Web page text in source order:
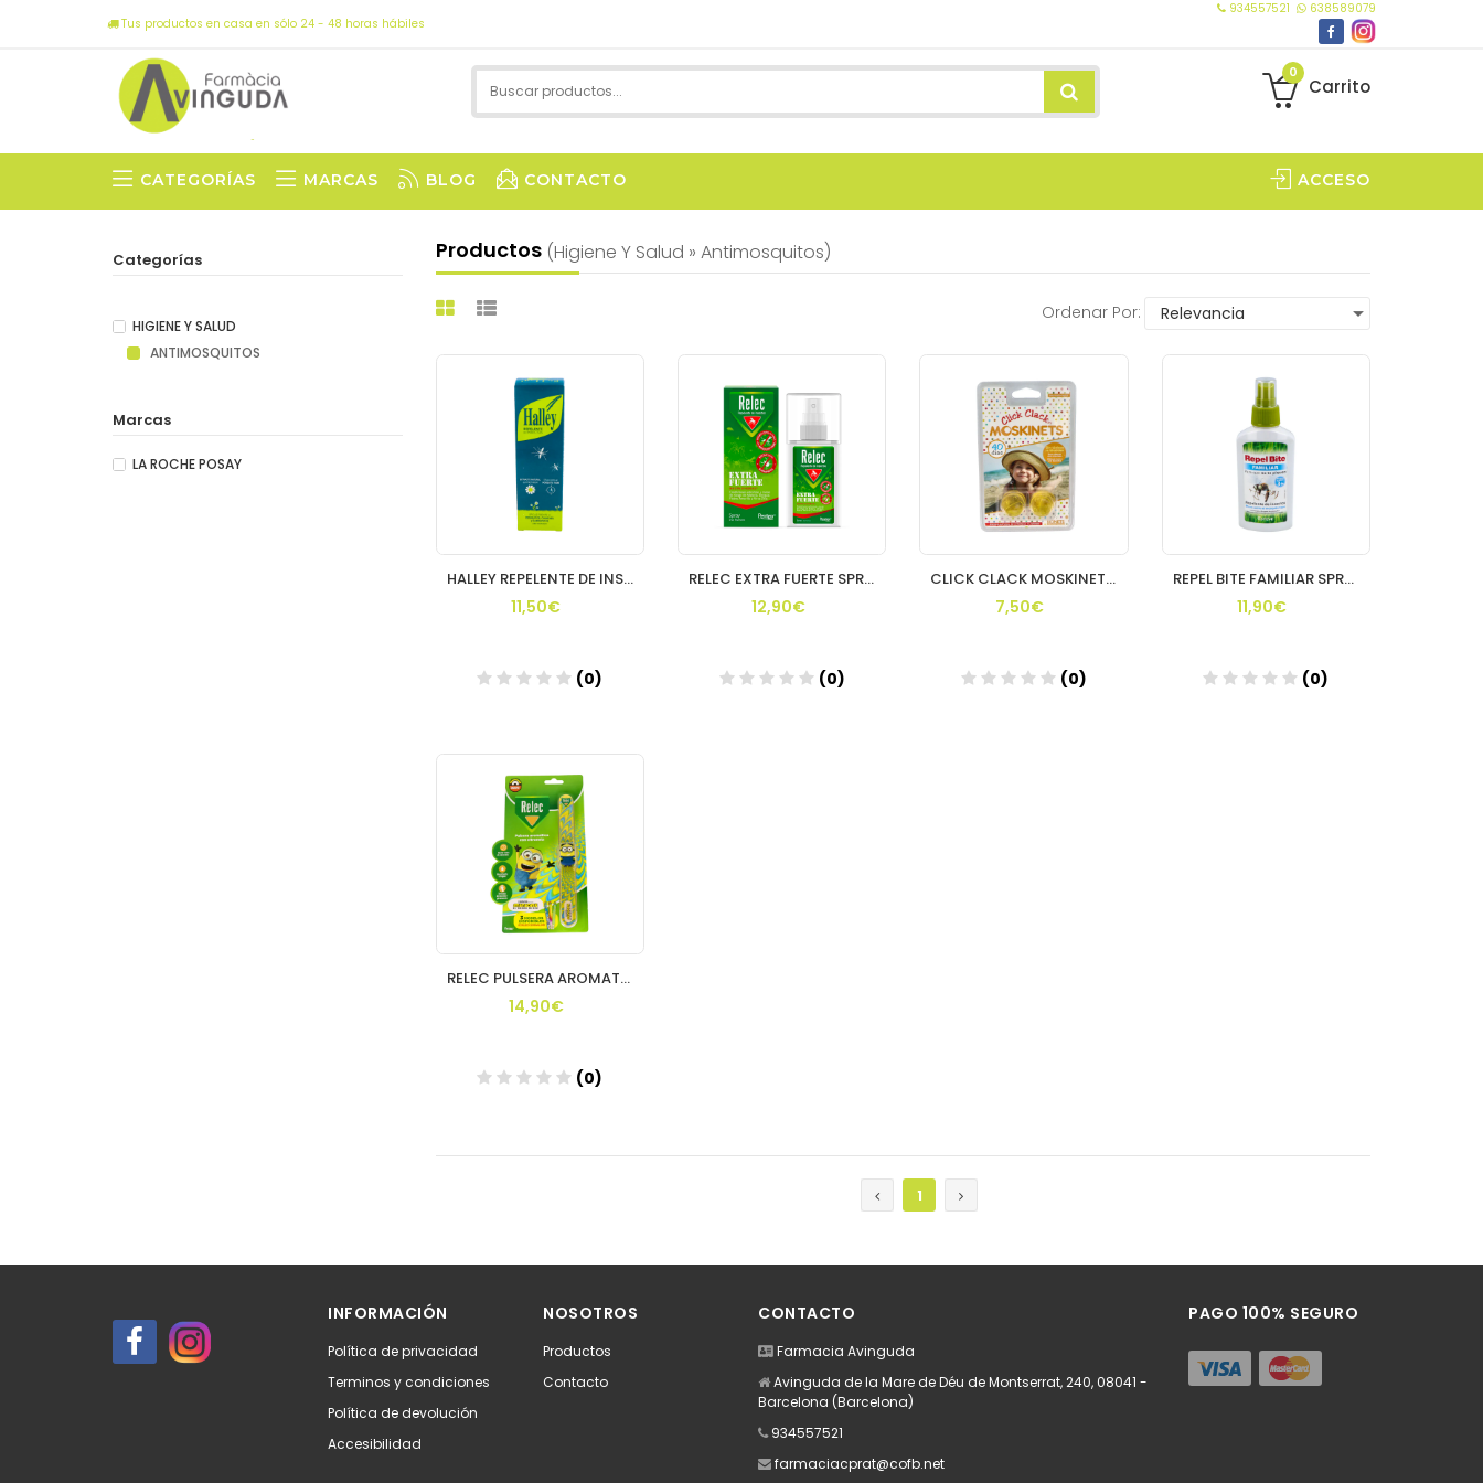
Tus productos en casa en sólo 24 - 48 horas hábiles
934557521 638589079
0
Carrito
CATEGORÍAS MARCAS BLOG CONTACTO ACCESO
Productos (higiene Y Salud » Antimosquitos)
Ordenar Por:
HALLEY REPELENTE DE INSECTOS 150ML
11,50€
(0)
RELEC EXTRA FUERTE SPRAY REPELENTE 75 MLGALEN
12,90€
(0)
CLICK CLACK MOSKINETS RECAMBIO
7,50€
(0)
REPEL BITE FAMILIAR SPRAY 100 ML
11,90€
(0)
RELEC PULSERA AROMATICA 1 UNIDAD MINION ESTAMPAD
14,90€
(0)
1
Categorías
HIGIENE Y SALUD
ANTIMOSQUITOS
Marcas
LA ROCHE POSAY
INFORMACIÓN
Política de privacidad
Terminos y condiciones
Política de devolución
Accesibilidad
NOSOTROS
Productos
Contacto
CONTACTO
Farmacia Avinguda
Avinguda de la Mare de Déu de Montserrat, 240, 08041 -
Barcelona (Barcelona)
934557521
farmaciacprat@cofb.net
PAGO 100% SEGURO